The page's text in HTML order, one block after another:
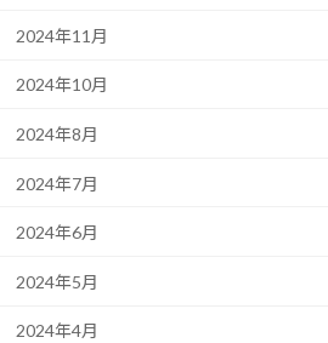
2024年11月
2024年10月
2024年8月
2024年7月
2024年6月
2024年5月
2024年4月